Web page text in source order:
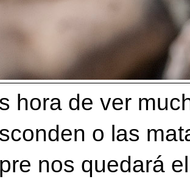
hora de ver
o las
nos quedará